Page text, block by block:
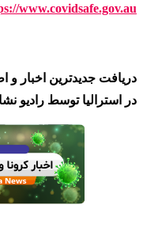
www.covidsafe.gov.au/
دریافت جدیدترین اخبار
در استرالیا توسط رادیو